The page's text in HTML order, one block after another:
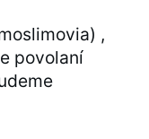
,
povolaní